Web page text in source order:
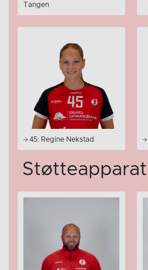
Tangen
45: Regine Nekstad
Støtteapparat